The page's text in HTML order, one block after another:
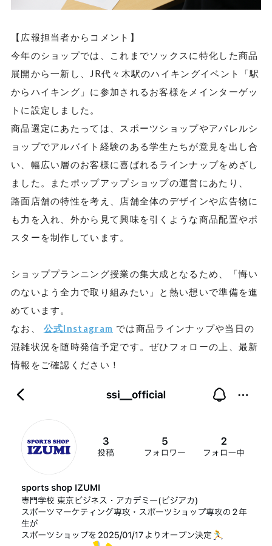
【広報担当者からコメント】
今年のショップでは、これまでソックスに特化した商品
展開から一新し、JR代々木駅のハイキングイベント「駅
からハイキング」に参加されるお客様をメインターゲッ
トに設定しました。
商品選定にあたっては、スポーツショップやアパレルシ
ョップでアルバイト経験のある学生たちが意見を出し合
い、幅広い層のお客様に喜ばれるラインナップをめざし
ました。またポップアップショップの運営にあたり、
路面店舗の特性を考え、店舗全体のデザインや広告物に
も力を入れ、外から見て興味を引くような商品配置やポ
スターを制作しています。
ショッププランニング授業の集大成となるため、「悔い
のないよう全力で取り組みたい」と熱い想いで準備を進
めています。
なお、
公式Instagram では商品ラインナップや当日の
混雑状況を随時発信予定です。ぜひフォローの上、最新
情報をご確認ください！